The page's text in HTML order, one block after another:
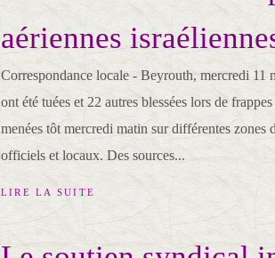
aériennes
Correspondance locale - Beyrouth, mercredi 11
ont été tuées et 22 autres blessées lors de
menées tôt mercredi matin sur différentes zones
officiels et locaux. Des sources...
LIRE LA SUITE